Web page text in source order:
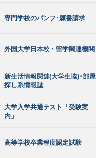
専門学校のパンフ･願書請求
外国大学日本校・留学関連機関
新生活情報関連(大学生協)･部屋
探し系情報誌
大学入学共通テスト「受験案
内」
高等学校卒業程度認定試験